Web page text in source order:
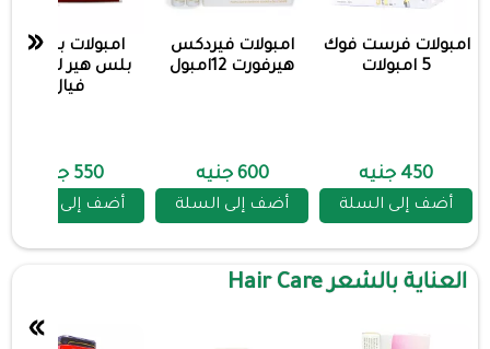
امبولات فرست فوك
5 امبولات
450 جنيه
أضف إلى السلة
امبولات فيردكس
هيرفورت 12امبول
600 جنيه
أضف إلى السلة
امبولات بانكريت
فيال
550 جنيه
أضف إلى السلة
«
العناية بالشعر Hair Care
»